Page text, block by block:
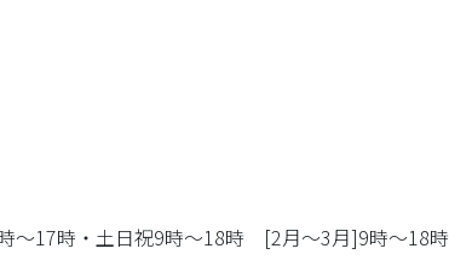
17時・土日祝9時～18時 [2月～3月]9時～18時